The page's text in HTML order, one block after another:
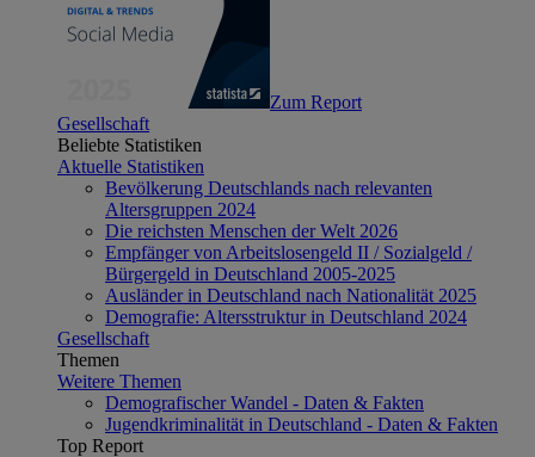
Zum Report
Gesellschaft
Beliebte Statistiken
Aktuelle Statistiken
Bevölkerung Deutschlands nach relevanten
Altersgruppen 2024
Die reichsten Menschen der Welt 2026
Empfänger von Arbeitslosengeld II / Sozialgeld /
Bürgergeld in Deutschland 2005-2025
Ausländer in Deutschland nach Nationalität 2025
Demografie: Altersstruktur in Deutschland 2024
Gesellschaft
Themen
Weitere Themen
Demografischer Wandel - Daten & Fakten
Jugendkriminalität in Deutschland - Daten & Fakten
Top Report